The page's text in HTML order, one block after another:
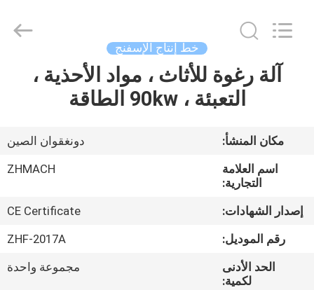
الصفحة
منتجات
معلومات
عنا
جولة
equipment
خط إنتاج الإسفنج
آلة رغوة للأثاث ، مواد الأحذية ،
التعبئة ، 90kw الطاقة
مكان المنشأ:
دونغقوان الصين
اسم العلامة
التجارية:
ZHMACH
إصدار الشهادات:
CE Certificate
رقم الموديل:
ZHF-2017A
الحد الأدنى
لكمية:
مجموعة واحدة